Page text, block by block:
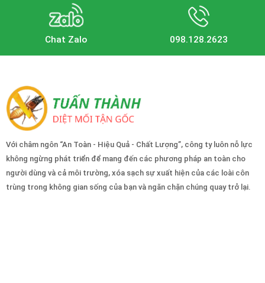
Chat Zalo 098.128.2623
Với châm ngôn “An Toàn - Hiệu Quả - Chất Lượng”, công ty luôn nỗ lực
không ngừng phát triển để mang đến các phương pháp an toàn cho
người dùng và cả môi trường, xóa sạch sự xuất hiện của các loài côn
trùng trong không gian sống của bạn và ngăn chặn chúng quay trở lại.